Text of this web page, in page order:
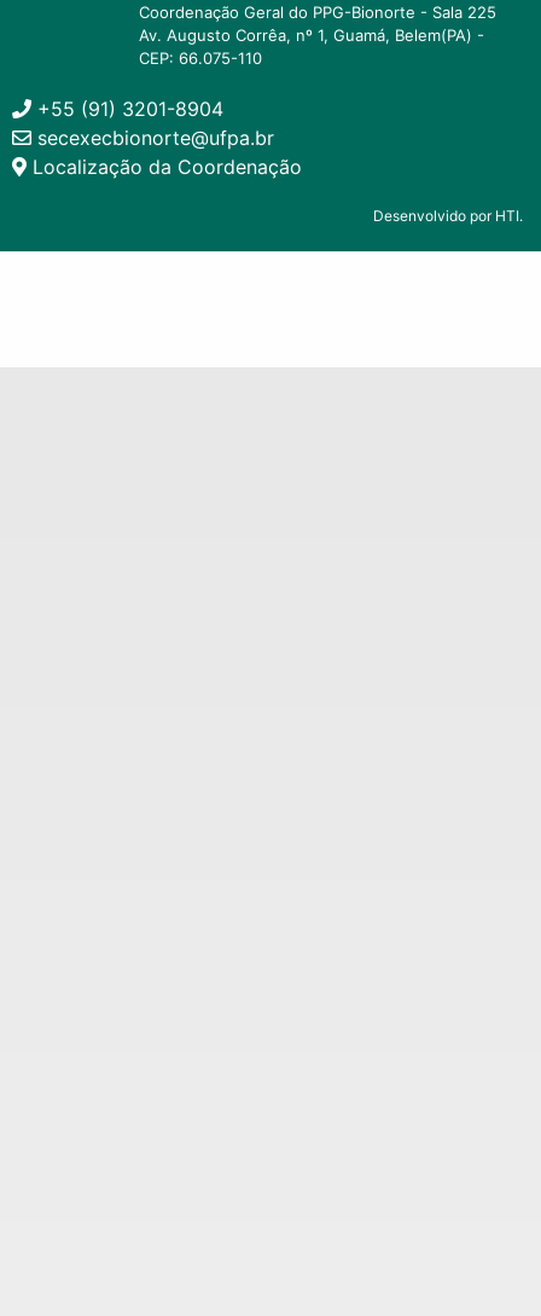
Coordenação Geral do PPG-Bionorte - Sala 225
Av. Augusto Corrêa, nº 1, Guamá, Belem(PA) -
CEP: 66.075-110
+55 (91) 3201-8904
secexecbionorte@ufpa.br
Localização da Coordenação
Desenvolvido por HTI.